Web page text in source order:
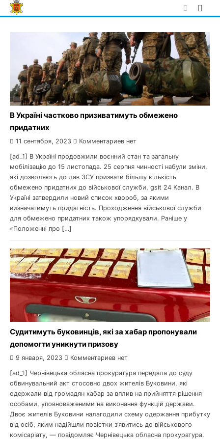
Skip
to
В Україні частково призиватимуть обмежено
придатних
11 сентября, 2023 Комментариев нет
[ad_1] В Україні продовжили воєнний стан та загальну
мобілізацію до 15 листопада. 25 серпня чинності набули зміни,
які дозволяють до лав ЗСУ призвати більшу кількість
обмежено придатних до військової служби, gsit 24 Канал. В
Україні затвердили новий список хвороб, за якими
визначатимуть придатність. Проходження військової служби
для обмежено придатних також упорядкували. Раніше у
«Положенні про […]
Судитимуть буковинців, які за хабар пропонували
допомогти уникнути призову
9 января, 2023 Комментариев нет
[ad_1] Чернівецька обласна прокуратура передала до суду
обвинувальний акт стосовно двох жителів Буковини, які
одержали від громадян хабар за вплив на прийняття рішення
особами, уповноваженими на виконання функцій держави.
Двоє жителів Буковини налагодили схему одержання прибутку
від осіб, яким надійшли повістки з’явитись до військового
комісаріату, — повідомляє Чернівецька обласна прокуратура.